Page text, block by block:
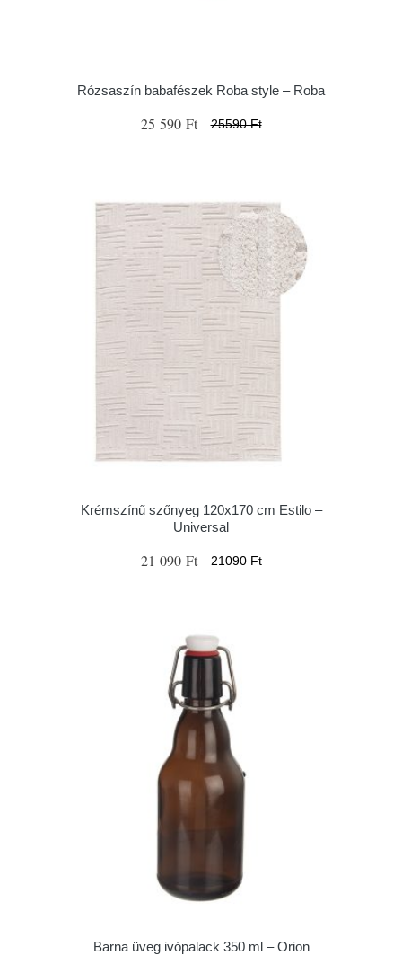
Rózsaszín babafészek Roba style – Roba
25 590 Ft 25590 Ft
Krémszínű szőnyeg 120x170 cm Estilo –
Universal
21 090 Ft 21090 Ft
Barna üveg ivópalack 350 ml – Orion